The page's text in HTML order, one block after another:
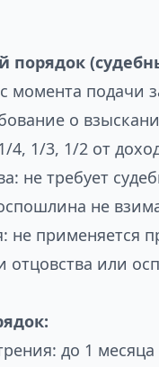
момента подачи
о
4, 1/3, 1/2 от
не требует
не
не применяется
отцовства или
до 1 месяца